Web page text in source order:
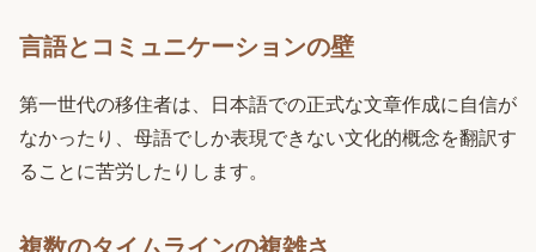
言語とコミュニケーションの壁
第一世代の移住者は、日本語での正式な文章作成に自信が
なかったり、母語でしか表現できない文化的概念を翻訳す
ることに苦労したりします。